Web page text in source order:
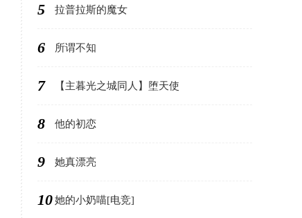
5 拉普拉斯的魔女
6 所谓不知
7 【主暮光之城同人】堕天使
8 他的初恋
9 她真漂亮
10她的小奶喵[电竞]